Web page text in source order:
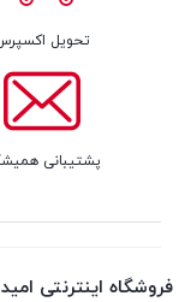
تحویل
پشتیبانی
فروشگاه اینترنتی